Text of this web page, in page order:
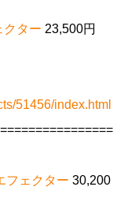
クター 23,500円
51456/index.html
フェクター 30,200